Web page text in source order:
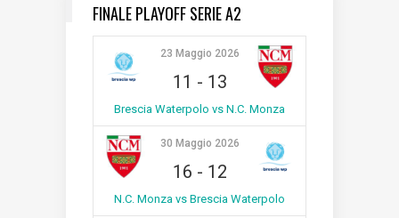
FINALE PLAYOFF SERIE A2
23 Maggio 2026
11 - 13
Brescia Waterpolo vs N.C. Monza
30 Maggio 2026
16 - 12
N.C. Monza vs Brescia Waterpolo